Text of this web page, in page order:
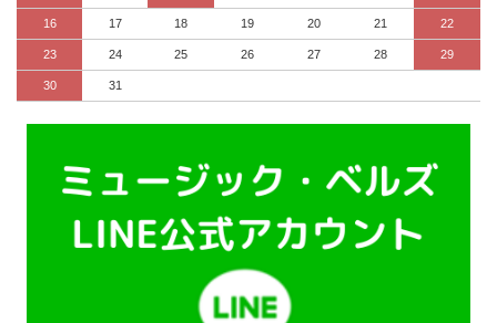
16 17 18 19 20 21 22
23 24 25 26 27 28 29
30 31